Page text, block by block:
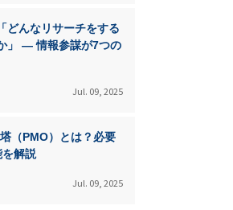
どんなリサーチをする
」 ― 情報参謀が7つの
Jul. 09, 2025
（PMO）とは？必要
解説
Jul. 09, 2025